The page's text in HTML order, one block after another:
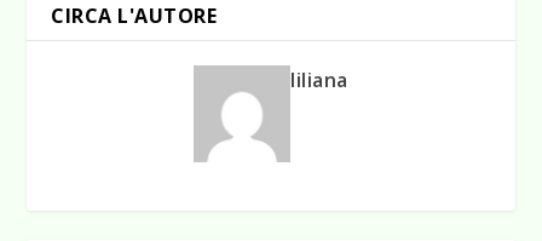
CIRCA L'AUTORE
liliana